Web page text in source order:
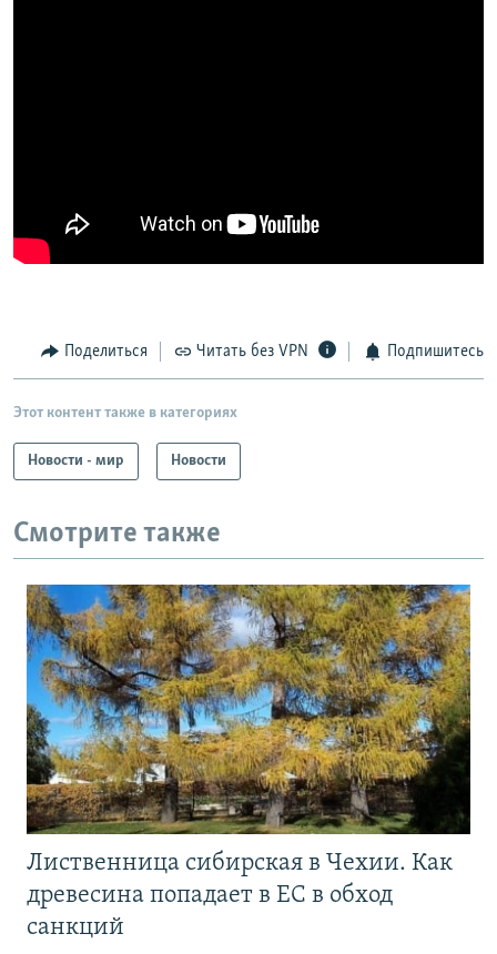
Поделиться Читать без VPN Подпишитесь
Этот контент также в категориях
Новости - мир Новости
Смотрите также
Лиственница сибирская в Чехии. Как
древесина попадает в ЕС в обход
санкций